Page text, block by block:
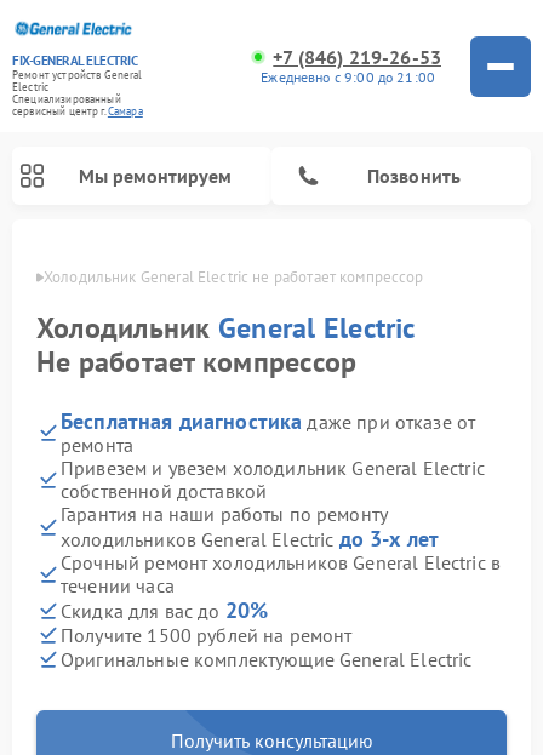
FIX-GENERAL ELECTRIC
Ремонт устройств General
Electric
Специализированный
cервисный центр г.Самара
+7 (846) 219-26-53
Ежедневно с 9:00 до 21:00
Мы ремонтируем Позвонить
Холодильник General Electric не работает компрессор
Холодильник General Electric
Не работает компрессор
Бесплатная диагностика даже при отказе от
ремонта
Привезем и увезем холодильник General Electric
собственной доставкой
Гарантия на наши работы по ремонту
холодильников General Electric до 3-х лет
Срочный ремонт холодильников General Electric в
течении часа
Скидка для вас до 20%
Получите 1500 рублей на ремонт
Оригинальные комплектующие General Electric
Получить консультацию